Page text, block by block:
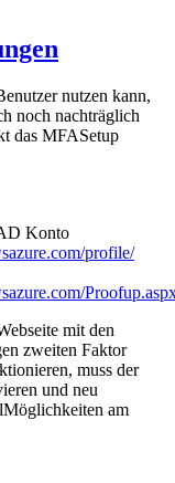
nutzen kann,
noch nachträglich
das MFASetup
Konto
profile/
mit den
zweiten Faktor
muss der
und neu
am